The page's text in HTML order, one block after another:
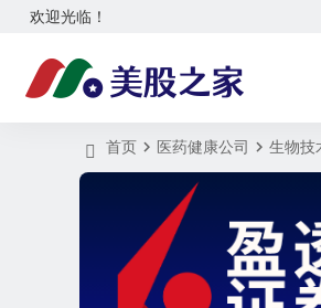
欢迎光临！
首页 医药健康公司 生物技